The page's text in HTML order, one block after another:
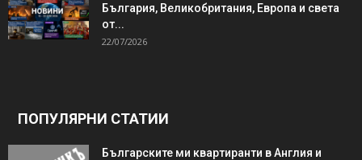
България, Великобритания, Европа и света
от...
22/07/2026
ПОПУЛЯРНИ СТАТИИ
Българските ми квартиранти в Англия и